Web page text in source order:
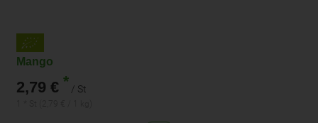
Mango
2,79 € * / St